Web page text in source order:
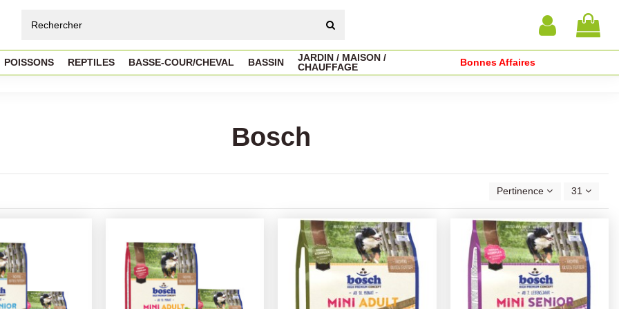
POISSONS REPTILES BASSE-COUR/CHEVAL BASSIN
JARDIN / MAISON /
CHAUFFAGE
Bonnes Affaires
Bosch
Pertinence 31